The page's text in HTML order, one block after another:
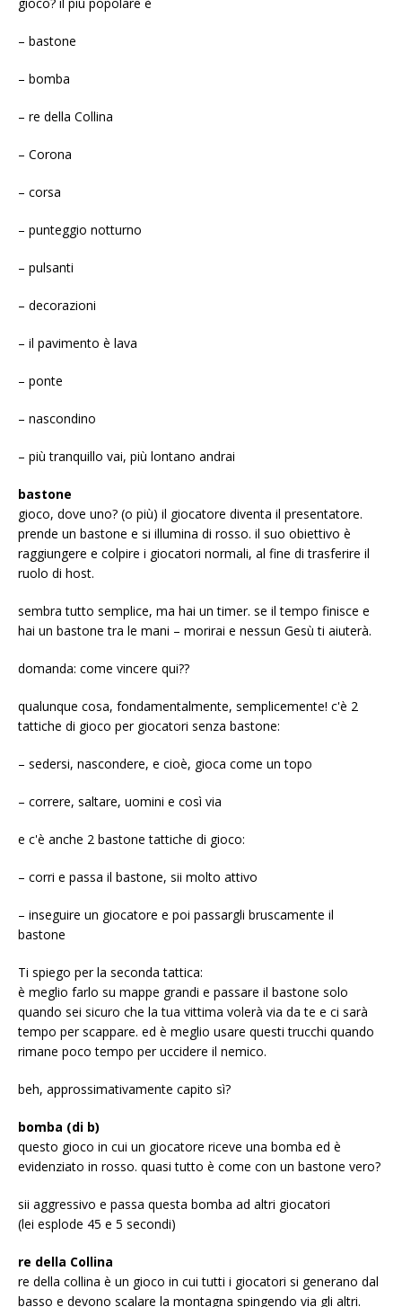
– bastone
– bomba
– re della Collina
– Corona
– corsa
– punteggio notturno
– pulsanti
– decorazioni
– il pavimento è lava
– ponte
– nascondino
– più tranquillo vai, più lontano andrai
bastone
gioco, dove uno? (o più) il giocatore diventa il presentatore.
prende un bastone e si illumina di rosso. il suo obiettivo è
raggiungere e colpire i giocatori normali, al fine di trasferire il
ruolo di host.
sembra tutto semplice, ma hai un timer. se il tempo finisce e
hai un bastone tra le mani – morirai e nessun Gesù ti aiuterà.
domanda: come vincere qui??
qualunque cosa, fondamentalmente, semplicemente! c'è 2
tattiche di gioco per giocatori senza bastone:
– sedersi, nascondere, e cioè, gioca come un topo
– correre, saltare, uomini e così via
e c'è anche 2 bastone tattiche di gioco:
– corri e passa il bastone, sii molto attivo
– inseguire un giocatore e poi passargli bruscamente il
bastone
Ti spiego per la seconda tattica:
è meglio farlo su mappe grandi e passare il bastone solo
quando sei sicuro che la tua vittima volerà via da te e ci sarà
tempo per scappare. ed è meglio usare questi trucchi quando
rimane poco tempo per uccidere il nemico.
beh, approssimativamente capito sì?
bomba (di b)
questo gioco in cui un giocatore riceve una bomba ed è
evidenziato in rosso. quasi tutto è come con un bastone vero?
sii aggressivo e passa questa bomba ad altri giocatori
(lei esplode 45 e 5 secondi)
re della Collina
re della collina è un gioco in cui tutti i giocatori si generano dal
basso e devono scalare la montagna spingendo via gli altri.